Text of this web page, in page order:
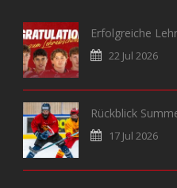
Erfolgreiche
22 Jul 2026
Rückblick
17 Jul 2026